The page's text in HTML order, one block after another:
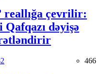
reallığa çevrilir:
dəyişə
466